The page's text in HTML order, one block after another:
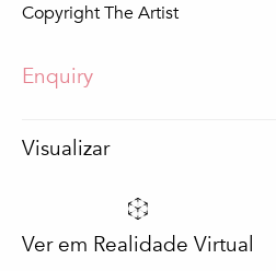
Apelido *
Subscrever
Copyright The Artist
Enquiry
Visualizar
Ver em Realidade Virtual